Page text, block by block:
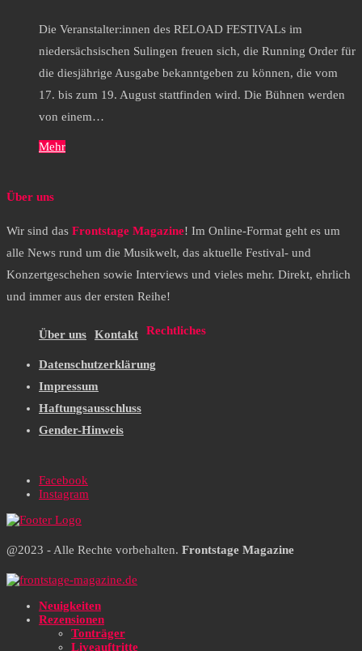
Die Veranstalter:innen des RELOAD FESTIVALs im
niedersächsischen Sulingen freuen sich, die Running Order für
die diesjährige Ausgabe bekanntgeben zu können, die vom
17. bis zum 19. August stattfinden wird. Die Bühnen werden
von einem…
Mehr
Über uns
Wir sind das Frontstage Magazine! Im Online-Format geht es um
alle News rund um die Musikwelt, das aktuelle Festival- und
Konzertgeschehen sowie Interviews und vieles mehr. Direkt, ehrlich
und immer aus der ersten Reihe!
Über uns Kontakt Rechtliches
Datenschutzerklärung
Impressum
Haftungsausschluss
Gender-Hinweis
Facebook
Instagram
@2023 - Alle Rechte vorbehalten. Frontstage Magazine
Neuigkeiten
Rezensionen
Tonträger
Liveauftritte